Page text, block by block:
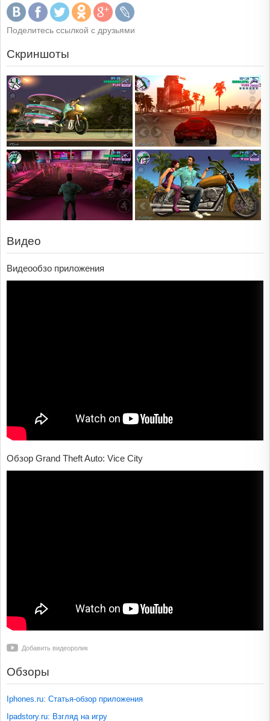
Поделитесь ссылкой с друзьями
Скриншоты
Видео
Видеообзо приложения
Обзор Grand Theft Auto: Vice City
Добавить видеоролик
Обзоры
Iphones.ru: Статья-обзор приложения
Ipadstory.ru: Взгляд на игру